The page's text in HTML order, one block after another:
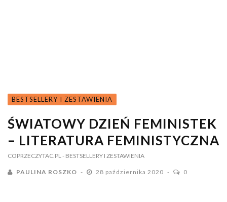
BESTSELLERY I ZESTAWIENIA
ŚWIATOWY DZIEŃ FEMINISTEK
– LITERATURA FEMINISTYCZNA
COPRZECZYTAC.PL - BESTSELLERY I ZESTAWIENIA
PAULINA ROSZKO 28 października 2020 0